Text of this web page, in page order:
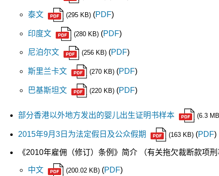
泰文 (295 KB)(PDF)
印度文 (280 KB)(PDF)
尼泊尔文 (256 KB)(PDF)
斯里兰卡文 (270 KB)(PDF)
巴基斯坦文 (220 KB)(PDF)
部分香港以外地方发出的婴儿出生证明书样本 (6.3
2015年9月3日为法定假日及公众假期 (163 KB) (PDF)
《2010年雇佣（修订）条例》简介 （有关拖欠裁断款项
中文 (200.02 KB)(PDF)